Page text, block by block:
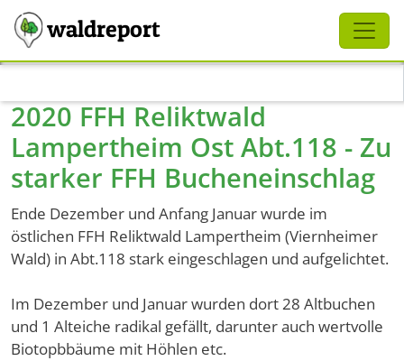
waldreport
2020 FFH Reliktwald
Lampertheim Ost Abt.118 - Zu
starker FFH Bucheneinschlag
Ende Dezember und Anfang Januar wurde im
östlichen FFH Reliktwald Lampertheim (Viernheimer
Wald) in Abt.118 stark eingeschlagen und aufgelichtet.
Im Dezember und Januar wurden dort 28 Altbuchen
und 1 Alteiche radikal gefällt, darunter auch wertvolle
Biotopbbäume mit Höhlen etc.
Schliessen